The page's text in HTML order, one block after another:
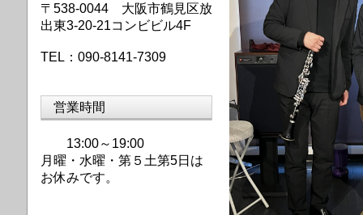
〒538-0044 大阪市鶴見区放
出東3-20-21コンビビル4F
TEL：090-8141-7309
営業時間
13:00～19:00
月曜・水曜・第 ５土第5日は
お休みです。